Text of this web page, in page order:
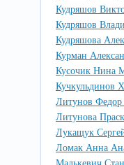
Кудряшов
Кудряшов
Кудряшова
Курман
Кусочик Нина
Кучкульдинов
Литунов Федор
Литунова
Лукащук
Ломак Анна